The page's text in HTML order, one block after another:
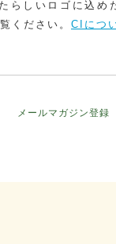
らしいロゴに込め
ください。 CIにつ
メールマガジン登録